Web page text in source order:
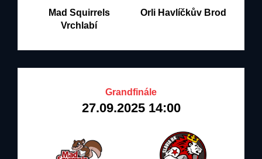
Mad Squirrels
Vrchlabí
Orli Havlíčkův Brod
Grandfinále
27.09.2025 14:00